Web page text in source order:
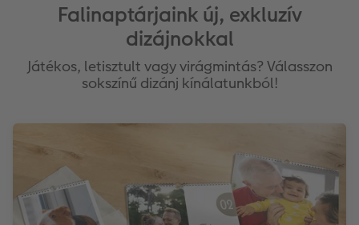
Falinaptárjaink új, exkluzív
dizájnokkal
Játékos, letisztult vagy virágmintás? Válasszon
sokszínű dizánj kínálatunkból!